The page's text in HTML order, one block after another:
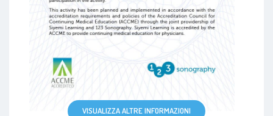
VISUALIZZA ALTRE INFORMAZIONI